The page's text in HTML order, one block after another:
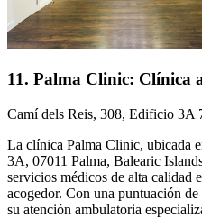
11. Palma Clinic: Clínica
Camí dels Reis, 308, Edificio 3A
La clínica Palma Clinic, ubicada
3A, 07011 Palma, Balearic
servicios médicos de alta calidad
acogedor. Con una puntuación
su atención ambulatoria